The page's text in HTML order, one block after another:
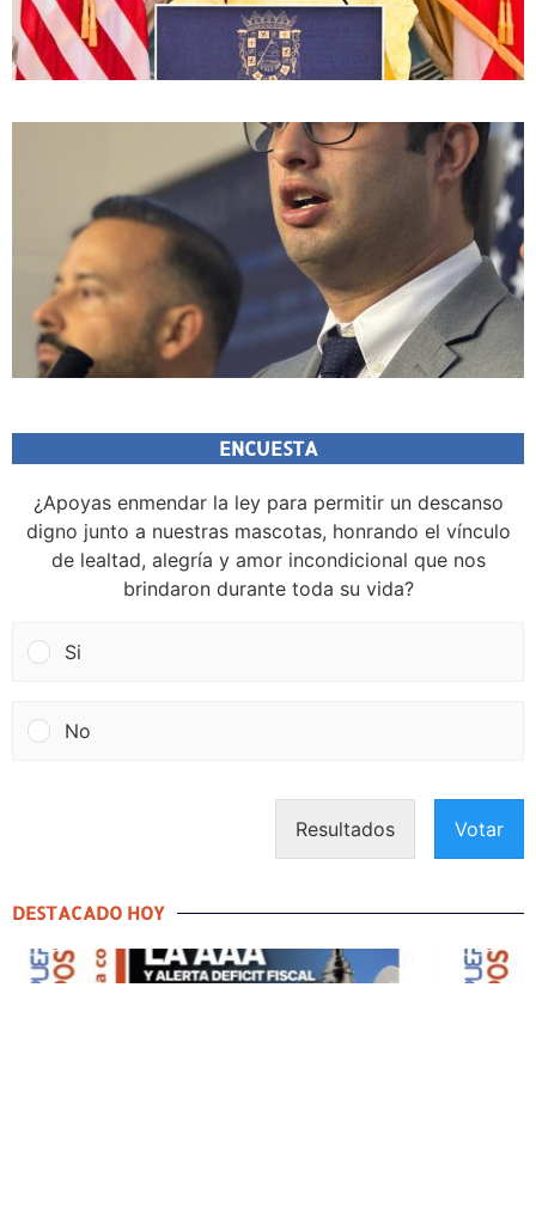
ENCUESTA
¿Apoyas enmendar la ley para permitir un descanso
digno junto a nuestras mascotas, honrando el vínculo
de lealtad, alegría y amor incondicional que nos
brindaron durante toda su vida?
Si
No
Resultados Votar
DESTACADO HOY